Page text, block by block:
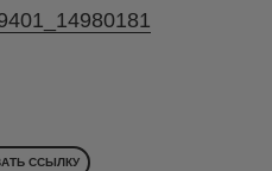
ССЫЛКУ